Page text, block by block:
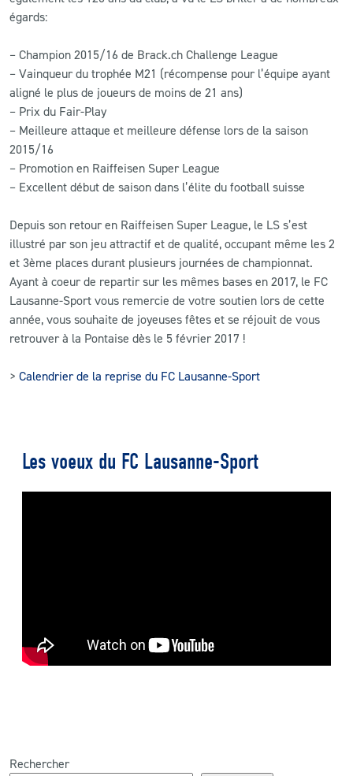
CONTACT
ACTUALITÉS
LS E-SHOP
L’APP DU LS
LS ACADEMY CAMPS
PRESSE ET MEDIAS
égards:
– Champion 2015/16 de Brack.ch Challenge League
– Vainqueur du trophée M21 (récompense pour l’équipe ayant
aligné le plus de joueurs de moins de 21 ans)
– Prix du Fair-Play
– Meilleure attaque et meilleure défense lors de la saison
2015/16
– Promotion en Raiffeisen Super League
– Excellent début de saison dans l’élite du football suisse
Depuis son retour en Raiffeisen Super League, le LS s’est
illustré par son jeu attractif et de qualité, occupant même les 2
et 3ème places durant plusieurs journées de championnat.
Ayant à coeur de repartir sur les mêmes bases en 2017, le FC
Lausanne-Sport vous remercie de votre soutien lors de cette
année, vous souhaite de joyeuses fêtes et se réjouit de vous
retrouver à la Pontaise dès le 5 février 2017 !
> Calendrier de la reprise du FC Lausanne-Sport
Les voeux du FC Lausanne-Sport
Rechercher